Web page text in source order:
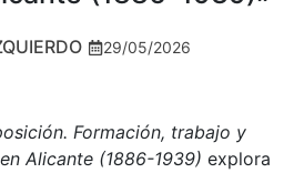
29/05/2026
Formación, trabajo y
Alicante (1886-1939) explora